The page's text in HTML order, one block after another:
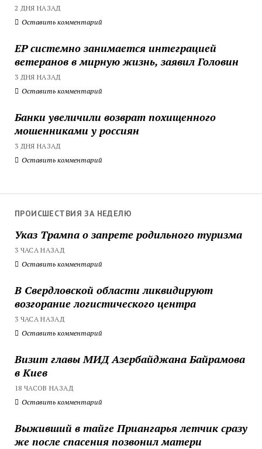
2 ДНЯ НАЗАД
Оставить комментарий
ЕР системно занимается интеграцией
ветеранов в мирную жизнь, заявил Головин
3 ДНЯ НАЗАД
Оставить комментарий
Банки увеличили возврат похищенного
мошенниками у россиян
3 ДНЯ НАЗАД
Оставить комментарий
ПРОИСШЕСТВИЯ ЗА НЕДЕЛЮ
Указ Трампа о запрете родильного туризма
3 ЧАСА НАЗАД
Оставить комментарий
В Свердловской области ликвидируют
возгорание логистического центра
3 ЧАСА НАЗАД
Оставить комментарий
Визит главы МИД Азербайджана Байрамова
в Киев
18 ЧАСОВ НАЗАД
Оставить комментарий
Выживший в тайге Приангарья летчик сразу
же после спасения позвонил матери